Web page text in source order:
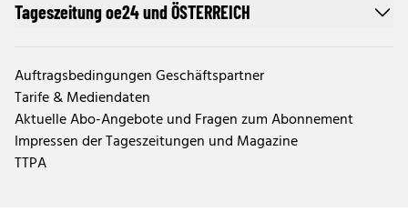
Tageszeitung oe24 und ÖSTERREICH
Auftragsbedingungen Geschäftspartner
Tarife & Mediendaten
Aktuelle Abo-Angebote und Fragen zum Abonnement
Impressen der Tageszeitungen und Magazine
TTPA